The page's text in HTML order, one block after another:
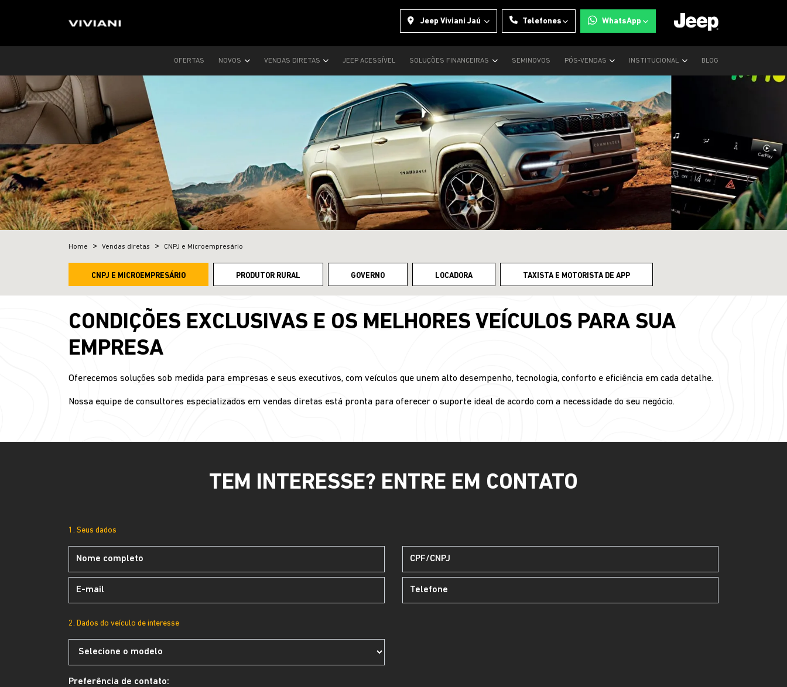
Jeep Viviani Jaú Telefones WhatsApp
OFERTAS NOVOS VENDAS DIRETAS JEEP ACESSÍVEL SOLUÇÕES FINANCEIRAS SEMINOVOS PÓS-VENDAS INSTITUCIONAL BLOG
Home Vendas diretas CNPJ e Microempresário
CNPJ E MICROEMPRESÁRIO PRODUTOR RURAL GOVERNO LOCADORA TAXISTA E MOTORISTA DE APP
CONDIÇÕES EXCLUSIVAS E OS MELHORES VEÍCULOS PARA SUA
EMPRESA
Oferecemos soluções sob medida para empresas e seus executivos, com veículos que unem alto desempenho, tecnologia, conforto e eficiência em cada detalhe.
Nossa equipe de consultores especializados em vendas diretas está pronta para oferecer o suporte ideal de acordo com a necessidade do seu negócio.
TEM INTERESSE? ENTRE EM CONTATO
1. Seus dados
2. Dados do veículo de interesse
Preferência de contato: